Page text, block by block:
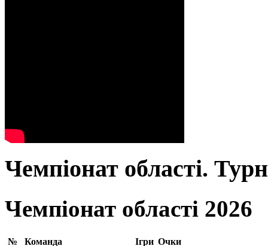
Чемпіонат області.
Чемпіонат області 2026
№ Команда Ігри Очки